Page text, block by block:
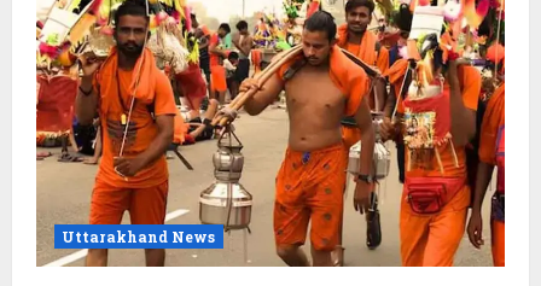
Uttarakhand News